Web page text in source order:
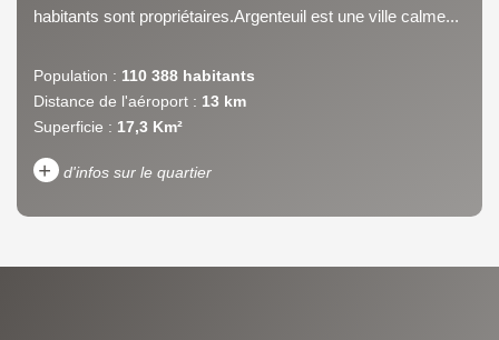
habitants sont propriétaires.Argenteuil est une ville calme...
Population : 110 388 habitants
Distance de l'aéroport : 13 km
Superficie : 17,3 Km²
+ d'infos sur le quartier